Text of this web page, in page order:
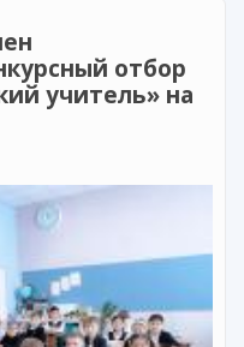
отбор
учитель» на